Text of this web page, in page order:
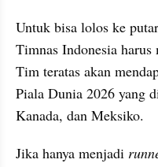
Untuk bisa lolos ke
Timnas Indonesia
Tim teratas akan
Piala Dunia 2026 yang
Kanada, dan Meksiko.
Jika hanya menjadi